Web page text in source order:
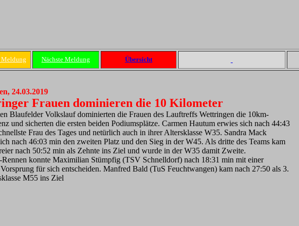
Meldung Nächste Meldung Übersicht
24.03.2019
Frauen dominieren die 10 Kilometer
Blaufelder Volkslauf dominierten die Frauen des Lauftreffs Wettringen die 10km-
und sicherten die ersten beiden Podiumsplätze. Carmen Hautum erwies sich nach 44:43
Frau des Tages und netürlich auch in ihrer Altersklasse W35. Sandra Mack
nach 46:03 min den zweiten Platz und den Sieg in der W45. Als dritte des Teams kam
nach 50:52 min als Zehnte ins Ziel und wurde in der W35 damit Zweite.
Rennen konnte Maximilian Stümpfig (TSV Schnelldorf) nach 18:31 min mit einer
für sich entscheiden. Manfred Bald (TuS Feuchtwangen) kam nach 27:50 als 3.
M55 ins Ziel